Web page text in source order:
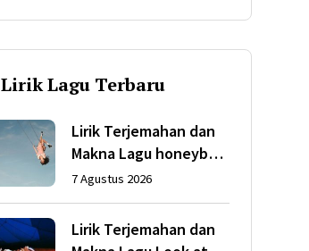
Lirik Lagu Terbaru
Lirik Terjemahan dan
Makna Lagu honeybee
dari Olivia Rodrigo
7 Agustus 2026
Lirik Terjemahan dan